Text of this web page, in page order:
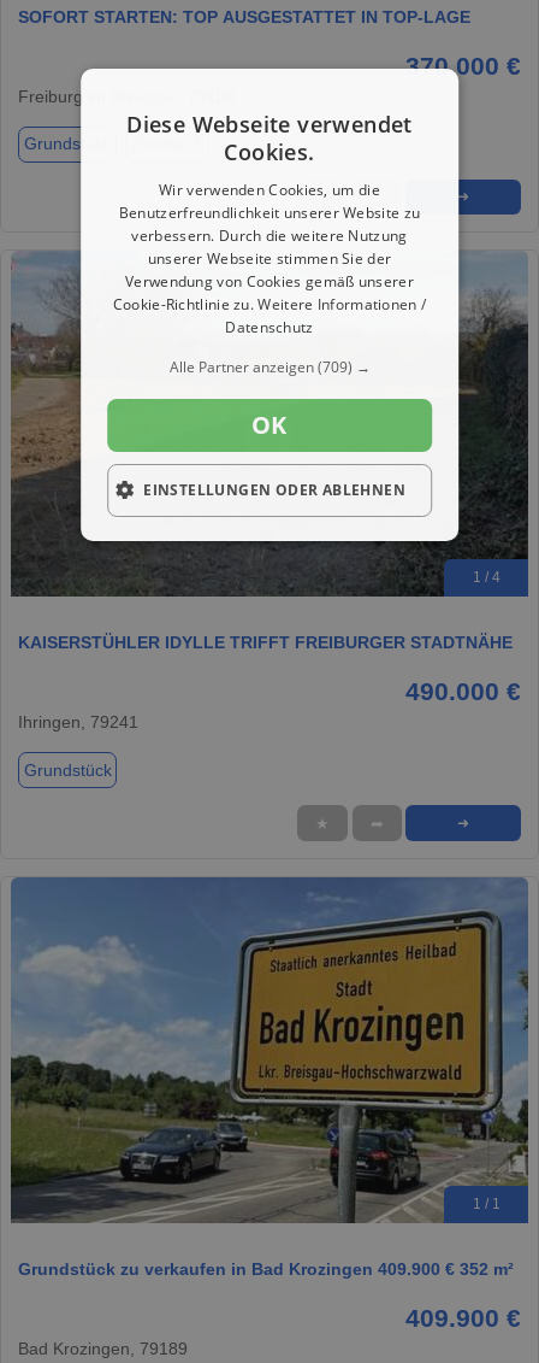
SOFORT STARTEN: TOP AUSGESTATTET IN TOP-LAGE
370.000 €
Freiburg im Breisgau, 79108
Grundstück
★ ➦ ➜
1 / 4
KAISERSTÜHLER IDYLLE TRIFFT FREIBURGER STADTNÄHE
490.000 €
Ihringen, 79241
Grundstück
★ ➦ ➜
1 / 1
Grundstück zu verkaufen in Bad Krozingen 409.900 € 352 m²
409.900 €
Bad Krozingen, 79189
Diese Webseite verwendet
Cookies.
Wir verwenden Cookies, um die
Benutzerfreundlichkeit unserer Website zu
verbessern. Durch die weitere Nutzung
unserer Webseite stimmen Sie der
Verwendung von Cookies gemäß unserer
Cookie-Richtlinie zu.Weitere Informationen /
Datenschutz
Alle Partner anzeigen(709) →
OK
EINSTELLUNGEN ODER ABLEHNEN